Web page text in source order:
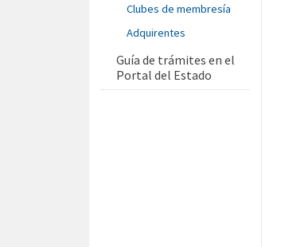
Clubes de membresía
Adquirentes
Guía de trámites en el
Portal del Estado